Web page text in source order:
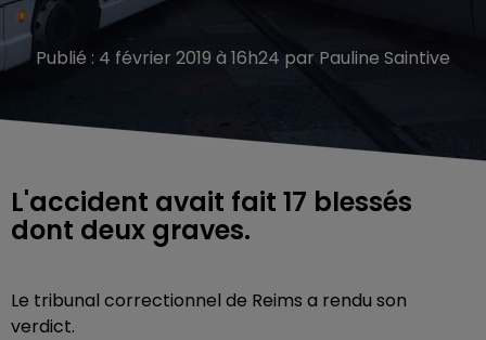
Publié : 4 février 2019 à 16h24 par Pauline Saintive
L'accident avait fait 17 blessés
dont deux graves.
Le tribunal correctionnel de Reims a rendu son
verdict.